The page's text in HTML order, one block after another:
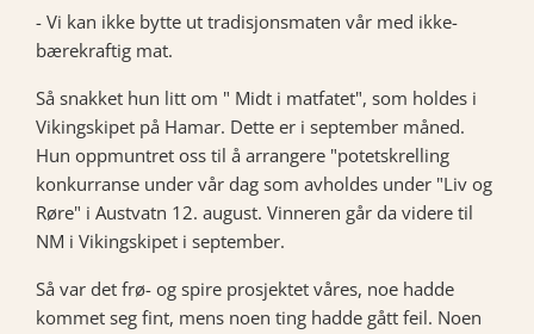
- Vi kan ikke bytte ut tradisjonsmaten vår med ikke-
bærekraftig mat.
Så snakket hun litt om " Midt i matfatet", som holdes i
Vikingskipet på Hamar. Dette er i september måned.
Hun oppmuntret oss til å arrangere "potetskrelling
konkurranse under vår dag som avholdes under "Liv og
Røre" i Austvatn 12. august. Vinneren går da videre til
NM i Vikingskipet i september.
Så var det frø- og spire prosjektet våres, noe hadde
kommet seg fint, mens noen ting hadde gått feil. Noen